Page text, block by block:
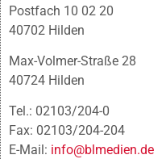
Postfach 10 02 20
40702 Hilden
Max-Volmer-Straße 28
40724 Hilden
Tel.: 02103/204-0
Fax: 02103/204-204
E-Mail: info@blmedien.de